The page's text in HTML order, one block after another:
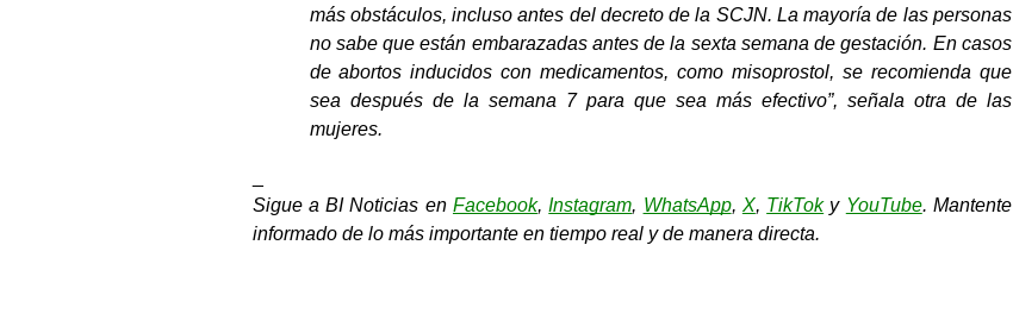
más obstáculos, incluso antes del decreto de la SCJN. La mayoría de las personas
no sabe que están embarazadas antes de la sexta semana de gestación. En casos
de abortos inducidos con medicamentos, como misoprostol, se recomienda que
sea después de la semana 7 para que sea más efectivo”, señala otra de las
mujeres.
Sigue a BI Noticias en Facebook, Instagram, WhatsApp, X, TikTok y YouTube. Mantente
informado de lo más importante en tiempo real y de manera directa.